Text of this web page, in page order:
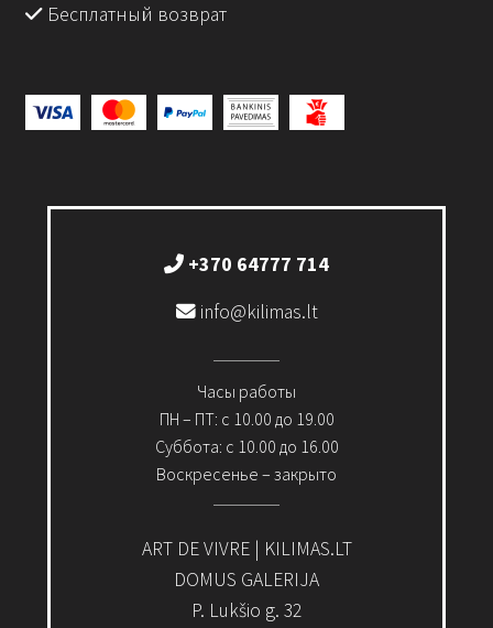
Бесплатный возврат
+370 64777 714
info@kilimas.lt
Часы работы
ПН – ПТ: с 10.00 до 19.00
Суббота: с 10.00 до 16.00
Воскресенье – закрыто
ART DE VIVRE | KILIMAS.LT
DOMUS GALERIJA
P. Lukšio g. 32